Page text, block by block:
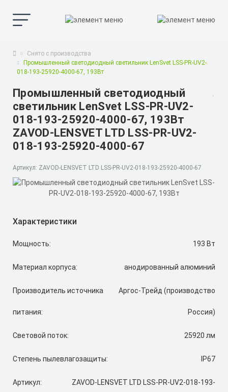
Снято с производства
Промышленный светодиодный светильник LenSvet LSS-PR-UV2-
018-193-25920-4000-67, 193Вт
Промышленный светодиодный
светильник LenSvet LSS-PR-UV2-
018-193-25920-4000-67, 193Вт
ZAVOD-LENSVET LTD LSS-PR-UV2-
018-193-25920-4000-67
Артикул: ZAVOD-LENSVET LTD LSS-PR-UV2-018-193-25920-4000-67
Характеристики
Мощность: 193 Вт
Материал корпуса: анодированный алюминий
Производитель источника
питания:
Аргос-Трейд (производство
Россия)
Световой поток: 25920 лм
Степень пылевлагозащиты: IP67
Артикул: ZAVOD-LENSVET LTD LSS-PR-UV2-018-193-